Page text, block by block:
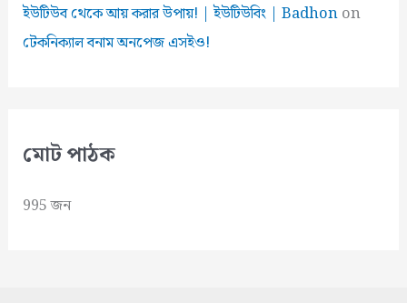
ইউটিউব থেকে আয় করার উপায়! | ইউটিউবিং | Badhonon
টেকনিক্যাল বনাম অনপেজ এসইও!
মোট পাঠক
995 জন